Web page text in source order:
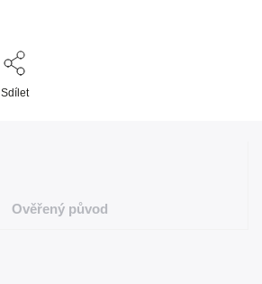
Sdílet
Ověřený původ